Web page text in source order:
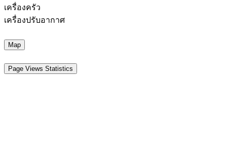
เครื่องครัว
เครื่องปรับอากาศ
Map
Page Views Statistics